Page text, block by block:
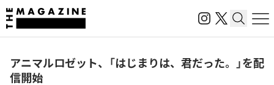
アニマルロゼット、「はじまりは、君だった。」を配
信開始